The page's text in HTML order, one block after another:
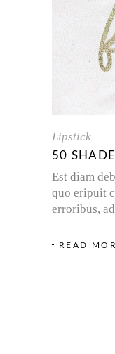
Lipstick
50
Est diam
quo eripuit
erroribus,
READ